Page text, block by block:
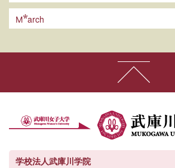
M arch
学校法人武庫川学院